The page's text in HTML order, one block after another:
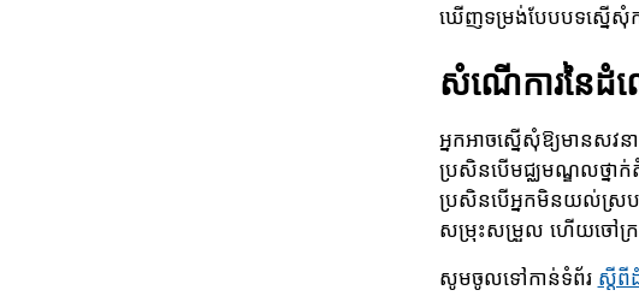
ឃើញទម្រង់បែបបទស្នើសុំក
សំណើការនៃដំណ
អ្នកអាចស្នើសុំឱ្យមានសវន
ប្រសិនបើមជ្ឈមណ្ឌលថ្នា
ប្រសិនបើអ្នកមិនយល់ស្របអំ
សម្រុះសម្រួល ហើយចៅក្រ
សូមចូលទៅកាន់ទំព័រ ស្ដីពី